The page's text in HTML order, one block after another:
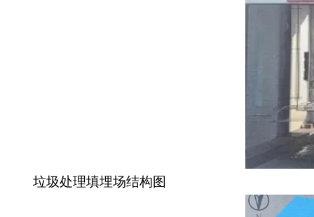
垃圾处理填埋场结构图